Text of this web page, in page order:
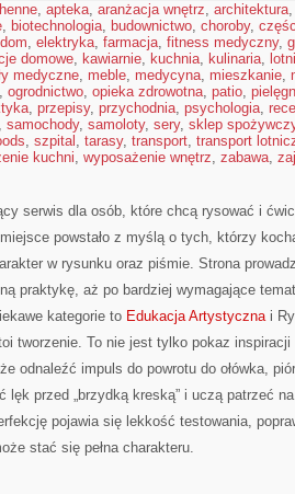
, apteka, aranżacja wnętrz, architektura
, biotechnologia, budownictwo, choroby,
dom, elektryka, farmacja, fitness medyczny,
domowe, kawiarnie, kuchnia, kulinaria,
medyczne, meble, medycyna, mieszkanie,
, ogrodnictwo, opieka zdrowotna, patio,
, przepisy, przychodnia, psychologia,
, samochody, samoloty, sery, sklep
, szpital , tarasy, transport, transport
kuchni, wyposażenie wnętrz, zabawa,
serwis dla osób, które chcą rysować i
powstało z myślą o tych, którzy
w rysunku oraz piśmie. Strona
praktykę, aż po bardziej wymagające
kategorie to Edukacja Artystycznai
tworzenie. To nie jest tylko pokaz
odnaleźć impuls do powrotu do ołówka,
lęk przed „brzydką kreską” i uczą patrzeć
pojawia się lekkość testowania,
stać się pełna charakteru.